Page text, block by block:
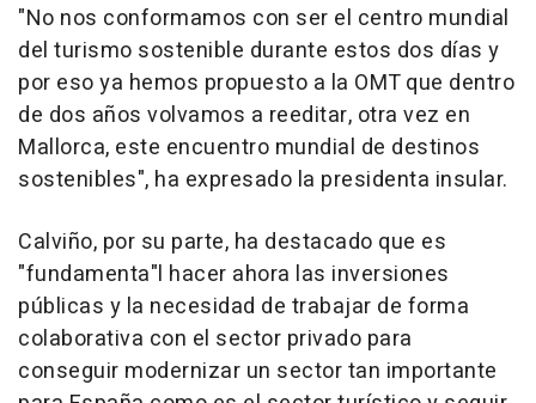
"No nos conformamos con ser el centro mundial
del turismo sostenible durante estos dos días y
por eso ya hemos propuesto a la OMT que dentro
de dos años volvamos a reeditar, otra vez en
Mallorca, este encuentro mundial de destinos
sostenibles", ha expresado la presidenta insular.
Calviño, por su parte, ha destacado que es
"fundamenta"l hacer ahora las inversiones
públicas y la necesidad de trabajar de forma
colaborativa con el sector privado para
conseguir modernizar un sector tan importante